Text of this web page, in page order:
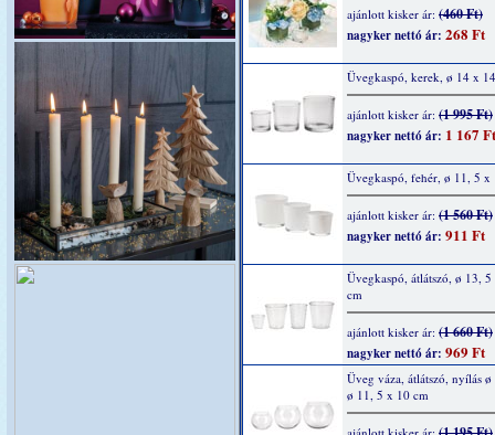
ajánlott kisker ár: (460 Ft)
nagyker nettó ár: 268 Ft
Üvegkaspó, kerek, ø 14 x
ajánlott kisker ár: (1 995 Ft)
nagyker nettó ár: 1 167 Ft
Üvegkaspó, fehér, ø 11, 5 x
ajánlott kisker ár: (1 560 Ft)
nagyker nettó ár: 911 Ft
Üvegkaspó, átlátszó, ø 13,
cm
ajánlott kisker ár: (1 660 Ft)
nagyker nettó ár: 969 Ft
Üveg váza, átlátszó, nyílás
ø 11, 5 x 10 cm